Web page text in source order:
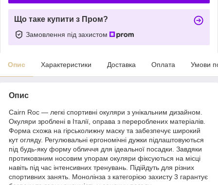
Що таке купити з Пром?
Замовлення під захистом
Опис Характеристики Доставка Оплата Умови
Опис
Cairn Roc — легкі спортивні окуляри з унікальним дизайном.
Окуляри зроблені в Італії, оправа з перероблених матеріалів.
Форма схожа на гірськолижну маску та забезпечує широкий
кут огляду. Регулювальні ергономічні дужки підлаштовуються
під будь-яку форму обличчя для ідеальної посадки. Завдяки
протиковзним носовим упорам окуляри фіксуються на місці
навіть під час інтенсивних тренувань. Підійдуть для різних
спортивних занять. Монолінза з категорією захисту 3 гарантує